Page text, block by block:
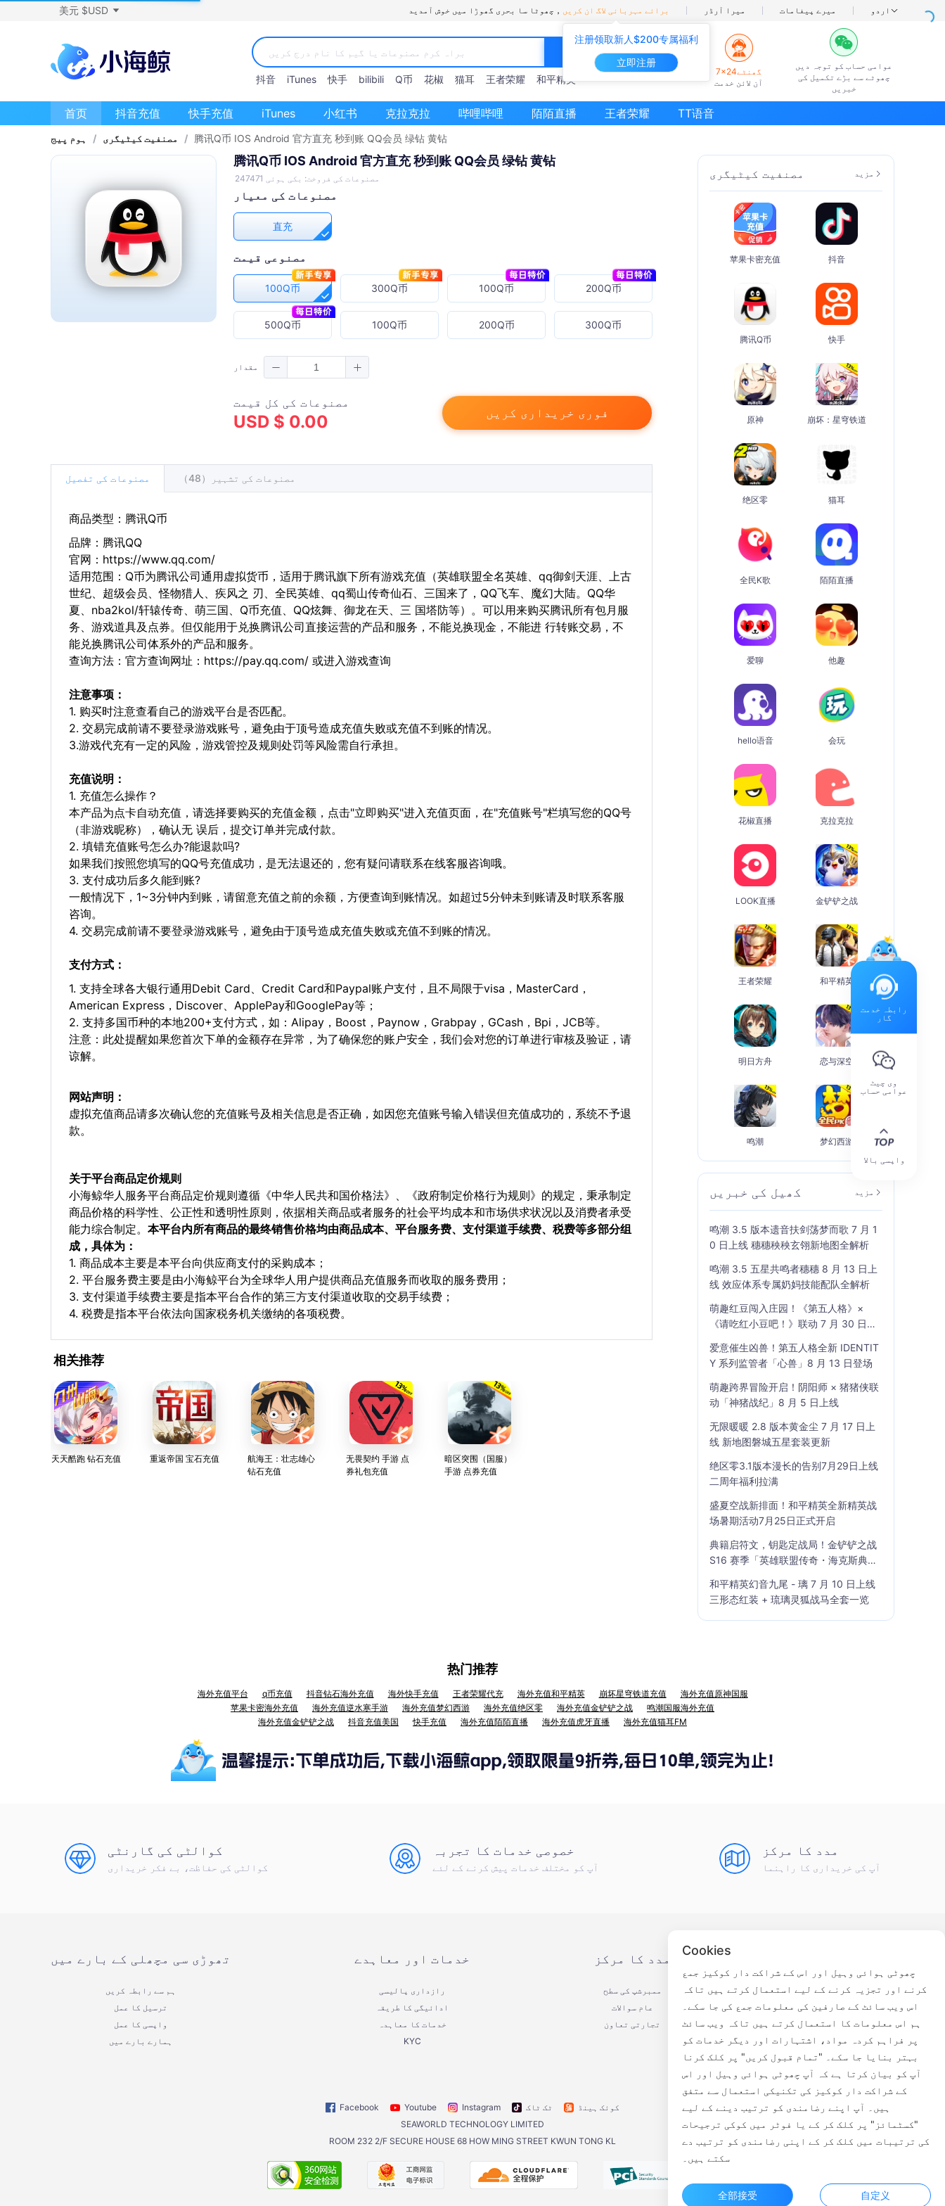
注册领取新人$200专属福利
立即注册
美元 $USD چھوٹا سا بحری گھوڑا میں خوش آمدید， برائے مہربانی لاگ ان کریں میرا آرڈر میرے پیغامات اردو
抖音 iTunes 快手 bilibili Q币 花椒 猫耳 王者荣耀 和平精英
7×24گھنٹے
آن لائن خدمت
عوامی حساب کو توجہ دیں
چھوٹے سے بڑے تکمیل کی
خبریں
首页 抖音充值 快手充值 iTunes 小红书 克拉克拉 哔哩哔哩 陌陌直播 王者荣耀 TT语音
ہوم پیج / مصنفیت کیٹیگری / 腾讯Q币 IOS Android 官方直充 秒到账 QQ会员 绿钻 黄钻
腾讯Q币 IOS Android 官方直充 秒到账 QQ会员 绿钻 黄钻
مصنوعات کی فروخت: بکی ہوئی 247471
مصنوعات کی معیار
直充
مصنوعی قیمت
100Q币 300Q币 100Q币 200Q币
500Q币 100Q币 200Q币 300Q币
مقدار
مصنوعات کی کل قیمت
USD $ 0.00 فوری خریداری کریں
مصنوعات کی تفصیل مصنوعات کی تشہیر（48）
商品类型：腾讯Q币
品牌：腾讯QQ
官网：https://www.qq.com/
适用范围：Q币为腾讯公司通用虚拟货币，适用于腾讯旗下所有游戏充值（英雄联盟全名英雄、qq御剑天涯、上古
世纪、超级会员、怪物猎人、疾风之 刃、全民英雄、qq蜀山传奇仙石、三国来了，QQ飞车、魔幻大陆。QQ华
夏、nba2kol/轩辕传奇、萌三国、Q币充值、QQ炫舞、御龙在天、三 国塔防等）。可以用来购买腾讯所有包月服
务、游戏道具及点券。但仅能用于兑换腾讯公司直接运营的产品和服务，不能兑换现金，不能进 行转账交易，不
能兑换腾讯公司体系外的产品和服务。
查询方法：官方查询网址：https://pay.qq.com/ 或进入游戏查询
注意事项：
1. 购买时注意查看自己的游戏平台是否匹配。
2. 交易完成前请不要登录游戏账号，避免由于顶号造成充值失败或充值不到账的情况。
3.游戏代充有一定的风险，游戏管控及规则处罚等风险需自行承担。
充值说明：
1. 充值怎么操作？
本产品为点卡自动充值，请选择要购买的充值金额，点击"立即购买"进入充值页面，在"充值账号"栏填写您的QQ号
（非游戏昵称），确认无 误后，提交订单并完成付款。
2. 填错充值账号怎么办?能退款吗?
如果我们按照您填写的QQ号充值成功，是无法退还的，您有疑问请联系在线客服咨询哦。
3. 支付成功后多久能到账?
一般情况下，1~3分钟内到账，请留意充值之前的余额，方便查询到账情况。如超过5分钟未到账请及时联系客服
咨询。
4. 交易完成前请不要登录游戏账号，避免由于顶号造成充值失败或充值不到账的情况。
支付方式：
1. 支持全球各大银行通用Debit Card、Credit Card和Paypal账户支付，且不局限于visa，MasterCard，
American Express，Discover、ApplePay和GooglePay等；
2. 支持多国币种的本地200+支付方式，如：Alipay，Boost，Paynow，Grabpay，GCash，Bpi，JCB等。
注意：此处提醒如果您首次下单的金额存在异常，为了确保您的账户安全，我们会对您的订单进行审核及验证，请
谅解。
网站声明：
虚拟充值商品请多次确认您的充值账号及相关信息是否正确，如因您充值账号输入错误但充值成功的，系统不予退
款。
关于平台商品定价规则
小海鲸华人服务平台商品定价规则遵循《中华人民共和国价格法》、《政府制定价格行为规则》的规定，秉承制定
商品价格的科学性、公正性和透明性原则，依据相关商品或者服务的社会平均成本和市场供求状况以及消费者承受
能力综合制定。 本平台内所有商品的最终销售价格均由商品成本、平台服务费、支付渠道手续费、税费等多部分组
成，具体为：
1. 商品成本主要是本平台向供应商支付的采购成本；
2. 平台服务费主要是由小海鲸平台为全球华人用户提供商品充值服务而收取的服务费用；
3. 支付渠道手续费主要是指本平台合作的第三方支付渠道收取的交易手续费；
4. 税费是指本平台依法向国家税务机关缴纳的各项税费。
相关推荐
天天酷跑 钻石充值 重返帝国 宝石充值
航海王：壮志雄心
钻石充值
无畏契约 手游 点
券礼包充值
暗区突围（国服）
手游 点券充值
مصنفیت کیٹیگری مزید
苹果卡密充值 抖音
腾讯Q币 快手
原神 崩坏：星穹铁道
绝区零 猫耳
全民K歌 陌陌直播
爱聊 他趣
hello语音 会玩
花椒直播 克拉克拉
LOOK直播 金铲铲之战
王者荣耀 和平精英
明日方舟 恋与深空
鸣潮 梦幻西游
کھیل کی خبریں مزید
鸣潮 3.5 版本遗音扶剑荡梦而歌 7 月 1
0 日上线 穗穗秧秧玄翎新地图全解析
鸣潮 3.5 五星共鸣者穗穗 8 月 13 日上
线 效应体系专属奶妈技能配队全解析
萌趣红豆闯入庄园！《第五人格》×
《请吃红小豆吧！》联动 7 月 30 日开
爱意催生凶兽！第五人格全新 IDENTIT
Y 系列监管者「心兽」8 月 13 日登场
萌趣跨界冒险开启！阴阳师 × 猪猪侠联
动「神猪战纪」8 月 5 日上线
无限暖暖 2.8 版本黄金尘 7 月 17 日上
线 新地图磐城五星套装更新
绝区零3.1版本漫长的告别7月29日上线
二周年福利拉满
盛夏空战新排面！和平精英全新精英战
场暑期活动7月25日正式开启
典籍启符文，钥匙定战局！金铲铲之战
S16 赛季「英雄联盟传奇・海克斯典
和平精英幻音九尾 - 璃 7 月 10 日上线
三形态红装 + 琉璃灵狐战马全套一览
热门推荐
海外充值平台 q币充值 抖音钻石海外充值 海外快手充值 王者荣耀代充 海外充值和平精英 崩坏星穹铁道充值
海外充值原神国服
苹果卡密海外充值
海外充值逆水寒手游 海外充值梦幻西游 海外充值绝区零 海外充值金铲铲之战
鸣潮国服海外充值
海外充值金铲铲之战
抖音充值美国 快手充值 海外充值陌陌直播 海外充值虎牙直播 海外充值猫耳FM
کوالٹی کی گارنٹی
کوالٹی کی حفاظت، بے فکر خریداری
خصوصی خدمات کا تجربہ
آپ کو مختلف خدمات پیش کرنے کے لئے
مدد کا مرکز
آپ کی خریداری کا راہنما
تھوڑی سی مچھلی کے بارے میں
ہم سے رابطہ کریں
ترسیل کا عمل
واپسی کا عمل
ہمارے بارے میں
خدمات اور معاہدے
رازداری پالیسی
ادائیگی کا طریقہ
خدمات کا معاہدہ
KYC
مدد کا مرکز
ممبرشپ کی سطح
عام سوالات
تجارتی تعاون
وی چیٹ عوامی حساب
Facebook Youtube Instagram ٹک ٹاک
کوئک ہینڈ
SEAWORLD TECHNOLOGY LIMITED
ROOM 232 2/F SECURE HOUSE 68 HOW MING STREET KWUN TONG KL
رابطہ خدمت
گار
وی چیٹ
عوامی حساب
واپسی بالا
Cookies
چھوٹی ہوائی وہیل اور اس کے شراکت دار کوکیز جمع
کرنے اور تجزیہ کرنے کے لیے استعمال کرتے ہیں تاکہ
اس ویب سائٹ کے صارفین کی معلومات جمع کی جا سکے۔
ہم اس معلومات کا استعمال کرتے ہیں تاکہ ویب سائٹ
پر فراہم کردہ مواد، اشتہارات اور دیگر خدمات کو
بہتر بنایا جا سکے۔ "تمام قبول کریں" پر کلک کرنا
آپ کو بیان کرتا ہے کہ آپ چھوٹی ہوائی وہیل اور اس
کے شراکت دار کوکیز کی تکنیکی استعمال سے متفق
ہیں۔ آپ اپنے رضامندی کو ترتیب دینے کے لیے
"کسٹمائز" پر کلک کر کے یا فوٹر میں کوکی ترجیحات
کی ترتیبات میں کلک کر کے اپنی رضامندی کو ترتیب دے
سکتے ہیں۔
全部接受 自定义